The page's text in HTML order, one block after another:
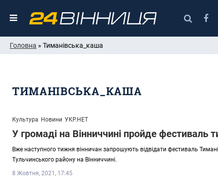
Головна » Тиманівська_каша
ТИМАНІВСЬКА_КАША
Культура Новини УКР.НЕТ
У громаді на Вінниччині пройде фестиваль
Вже наступного тижня вінничан запрошують відвідати фестиваль
Тульчинського району на Вінниччині.
8 Жовтня, 2021, 17:45